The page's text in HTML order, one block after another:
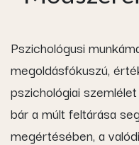
Pszichológusi
megoldásfókuszú,
pszichológiai
bár a múlt feltárása
megértésében, a